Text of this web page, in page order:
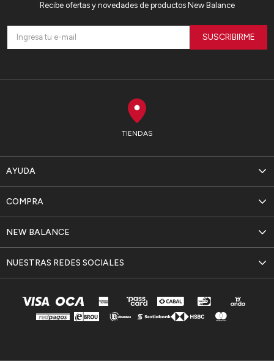
TIENDAS
AYUDA
NEW BALANCE
COMPRA
NUESTRAS REDES SOCIALES
Recibe ofertas y novedades de productos New Balance
SUSCRIBIRME